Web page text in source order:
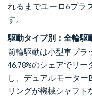
れるまでユーロ6プラ
す。
駆動タイプ別：全輪駆
前輪駆動は小型車プラ
46.78%のシェアでリ
し、デュアルモーター
リングが機械シャフト